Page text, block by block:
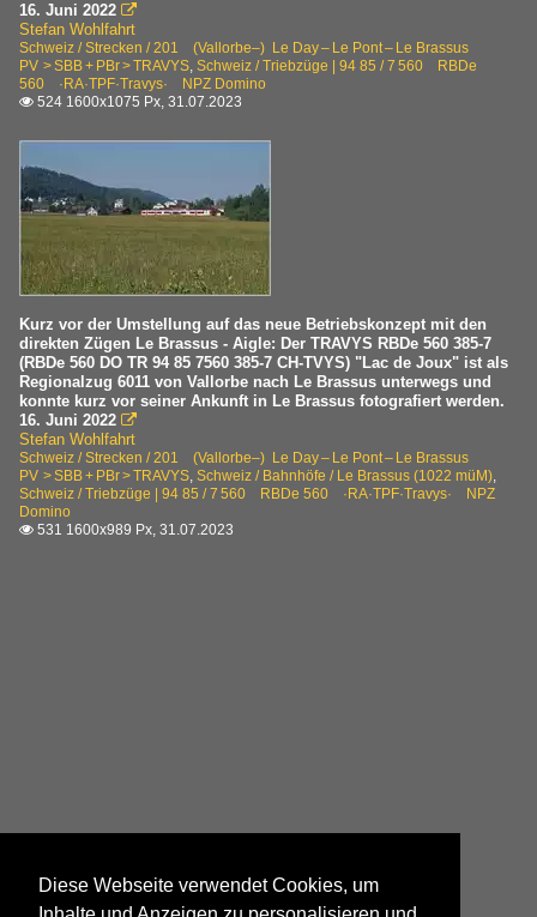
16. Juni 2022 
Stefan Wohlfahrt
Schweiz / Strecken / 201 (Vallorbe–) Le Day – Le Pont – Le Brassus
PV > SBB + PBr > TRAVYS, Schweiz / Triebzüge | 94 85 / 7 560 RBDe
560 ·RA·TPF·Travys· NPZ Domino
 524 1600x1075 Px, 31.07.2023
Kurz vor der Umstellung auf das neue Betriebskonzept mit den
direkten Zügen Le Brassus - Aigle: Der TRAVYS RBDe 560 385-7
(RBDe 560 DO TR 94 85 7560 385-7 CH-TVYS) "Lac de Joux" ist als
Regionalzug 6011 von Vallorbe nach Le Brassus unterwegs und
konnte kurz vor seiner Ankunft in Le Brassus fotografiert werden.
16. Juni 2022 
Stefan Wohlfahrt
Schweiz / Strecken / 201 (Vallorbe–) Le Day – Le Pont – Le Brassus
PV > SBB + PBr > TRAVYS, Schweiz / Bahnhöfe / Le Brassus (1022 müM),
Schweiz / Triebzüge | 94 85 / 7 560 RBDe 560 ·RA·TPF·Travys· NPZ
Domino
 531 1600x989 Px, 31.07.2023
Diese Webseite verwendet Cookies, um